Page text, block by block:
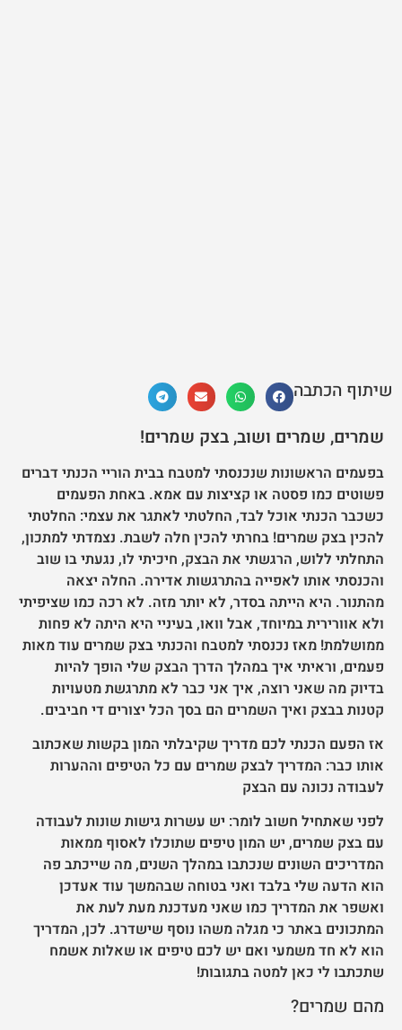
הכתבה
שמרים, שמרים ושוב, בצק שמרים!
בפעמים הראשונות שנכנסתי למטבח בבית הוריי הכנתי דברים
פשוטים כמו פסטה או קציצות עם אמא. באחת הפעמים
כשכבר הכנתי אוכל לבד, החלטתי לאתגר את עצמי: החלטתי
להכין בצק שמרים! בחרתי להכין חלה לשבת. נצמדתי למתכון,
התחלתי ללוש, הרגשתי את הבצק, חיכיתי לו, נגעתי בו שוב
והכנסתי אותו לאפייה בהתרגשות אדירה. החלה יצאה
מהתנור. היא הייתה בסדר, לא יותר מזה. לא רכה כמו שציפיתי
ולא אוורירית במיוחד, אבל וואו, בעיניי היא היתה לא פחות
ממושלמת! מאז נכנסתי למטבח והכנתי בצק שמרים עוד מאות
פעמים, וראיתי איך במהלך הדרך הבצק שלי הופך להיות
בדיוק מה שאני רוצה, איך אני כבר לא מתרגשת מטעויות
קטנות בבצק ואיך השמרים הם בסך הכל יצורים די חביבים.
אז הפעם הכנתי לכם מדריך שקיבלתי המון בקשות שאכתוב
אותו כבר: המדריך לבצק שמרים עם כל הטיפים וההערות
לעבודה נכונה עם הבצק
לפני שאתחיל חשוב לומר: יש עשרות גישות שונות לעבודה
עם בצק שמרים, יש המון טיפים שתוכלו לאסוף ממאות
המדריכים השונים שנכתבו במהלך השנים, מה שייכתב פה
הוא הדעה שלי בלבד ואני בטוחה שבהמשך עוד אעדכן
ואשפר את המדריך כמו שאני מעדכנת מעת לעת את
המתכונים באתר כי מגלה משהו נוסף שישדרג. לכן, המדריך
הוא לא חד משמעי ואם יש לכם טיפים או שאלות אשמח
שתכתבו לי כאן למטה בתגובות!
מהם שמרים?